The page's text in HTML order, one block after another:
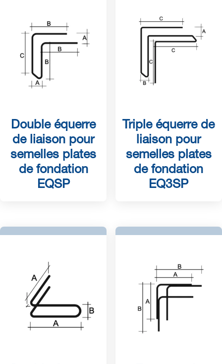
Double équerre
de liaison pour
semelles plates
de fondation
EQSP
Triple équerre de
liaison pour
semelles plates
de fondation
EQ3SP